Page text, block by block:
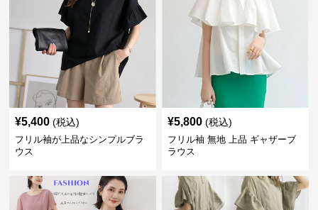
¥5,400 (税込)
フリル袖が上品なシンプルブラ
ウス
¥5,800 (税込)
フリル袖 無地 上品 ギャザーブ
ラウス